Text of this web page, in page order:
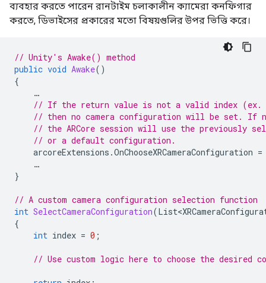
ব্যবহার করতে পারেন রানটাইম চলাকালীন ক্যামেরা কনফিগার
করতে, ডিভাইসের প্রকারের মতো বিষয়গুলির উপর ভিত্তি করে।
// Unity's Awake() method
public void Awake()
{
…
// If the return value is not a valid index
// then no camera configuration will be set. If
// the ARCore session will use the previously
// or a default configuration.
arcoreExtensions .OnChooseXRCameraConfiguration =
…
}
// A custom camera configuration selection function
int SelectCameraConfiguration(
{
int index = 0 ;
// Use custom logic here to choose the desired